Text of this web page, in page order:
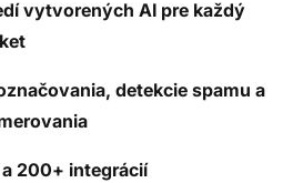
vytvorených AI pre každý
detekcie spamu a
200+ integrácií